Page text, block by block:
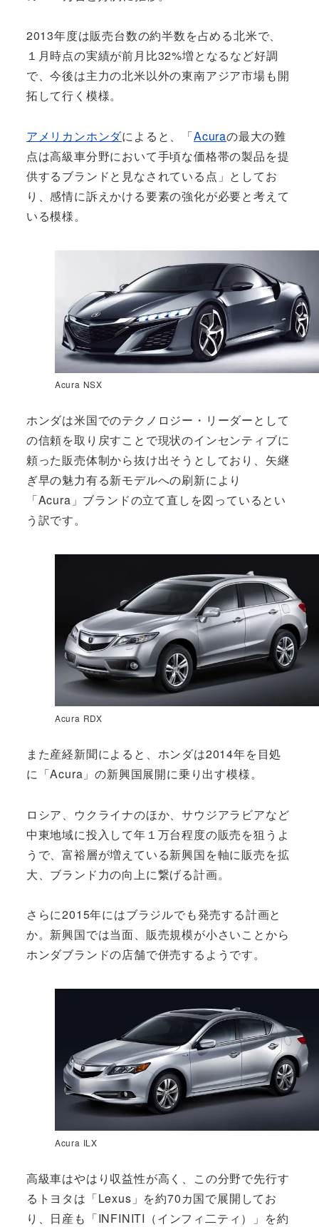
2013年度は販売台数の約半数を占める北米で、
１月時点の実績が前月比32%増となるなど好調
で、今後は主力の北米以外の東南アジア市場も開
拓して行く模様。
アメリカンホンダによると、「Acuraの最大の難
点は高級車分野において手頃な価格帯の製品を提
供するブランドと見なされている点」としてお
り、感情に訴えかける要素の強化が必要と考えて
いる模様。
Acura NSX
ホンダは米国でのテクノロジー・リーダーとして
の信頼を取り戻すことで現状のインセンティブに
頼った販売体制から抜け出そうとしており、矢継
ぎ早の魅力有る新モデルへの刷新により
「Acura」ブランドの立て直しを図っているとい
う訳です。
Acura RDX
また産経新聞によると、ホンダは2014年を目処
に「Acura」の新興国展開に乗り出す模様。
ロシア、ウクライナのほか、サウジアラビアなど
中東地域に投入して年１万台程度の販売を狙うよ
うで、富裕層が増えている新興国を軸に販売を拡
大、ブランド力の向上に繋げる計画。
さらに2015年にはブラジルでも発売する計画と
か。新興国では当面、販売規模が小さいことから
ホンダブランドの店舗で併売するようです。
Acura ILX
高級車はやはり収益性が高く、この分野で先行す
るトヨタは「Lexus」を約70カ国で展開してお
り、日産も「INFINITI（インフィ二ティ）」を約